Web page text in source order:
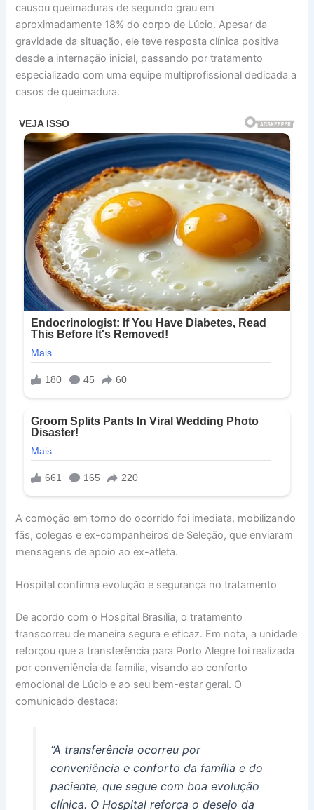
causou queimaduras de segundo grau em
aproximadamente 18% do corpo de Lúcio. Apesar da
gravidade da situação, ele teve resposta clínica positiva
desde a internação inicial, passando por tratamento
especializado com uma equipe multiprofissional dedicada a
casos de queimadura.
A comoção em torno do ocorrido foi imediata, mobilizando
fãs, colegas e ex-companheiros de Seleção, que enviaram
mensagens de apoio ao ex-atleta.
Hospital confirma evolução e segurança no tratamento
De acordo com o Hospital Brasília, o tratamento
transcorreu de maneira segura e eficaz. Em nota, a unidade
reforçou que a transferência para Porto Alegre foi realizada
por conveniência da família, visando ao conforto
emocional de Lúcio e ao seu bem-estar geral. O
comunicado destaca:
“A transferência ocorreu por
conveniência e conforto da família e do
paciente, que segue com boa evolução
clínica. O Hospital reforça o desejo da